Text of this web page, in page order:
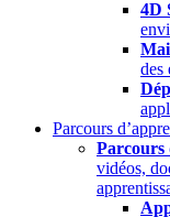
4D
des
Parcours
Parcours
vidéos,